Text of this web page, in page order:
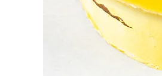
Весь каталог
Экскурсии и мастер-классы